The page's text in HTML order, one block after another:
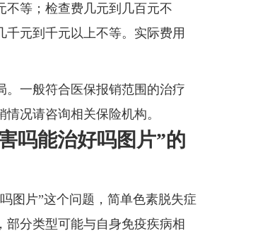
不等；检查费几元到几百元不
元到千元以上不等。实际费用
。一般符合医保报销范围的治疗
况请咨询相关保险机构。
吗能治好吗图片”的
图片”这个问题，简单色素脱失症
部分类型可能与自身免疫疾病相